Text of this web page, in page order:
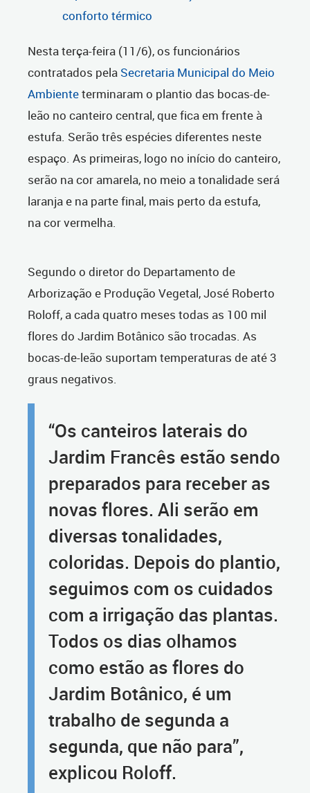
conforto térmico
Nesta terça-feira (11/6), os funcionários
contratados pela Secretaria Municipal do Meio
Ambienteterminaram o plantio das bocas-de-
leão no canteiro central, que fica em frente à
estufa. Serão três espécies diferentes neste
espaço. As primeiras, logo no início do canteiro,
serão na cor amarela, no meio a tonalidade será
laranja e na parte final, mais perto da estufa,
na cor vermelha.
Segundo o diretor do Departamento de
Arborização e Produção Vegetal, José Roberto
Roloff, a cada quatro meses todas as 100 mil
flores do Jardim Botânico são trocadas. As
bocas-de-leão suportam temperaturas de até 3
graus negativos.
“Os canteiros laterais do
Jardim Francês estão sendo
preparados para receber as
novas flores. Ali serão em
diversas tonalidades,
coloridas. Depois do plantio,
seguimos com os cuidados
com a irrigação das plantas.
Todos os dias olhamos
como estão as flores do
Jardim Botânico, é um
trabalho de segunda a
segunda, que não para”,
explicou Roloff.